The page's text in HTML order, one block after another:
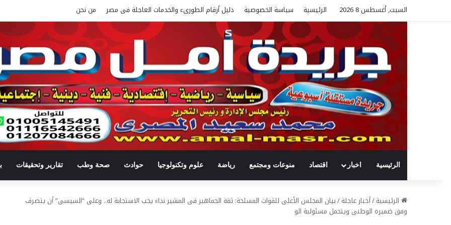
السبت, أغسطس 8 2026 الرئيسية سياسة الخصوصية دليل أرقام الطورىء والخدمات العاجلة فى مصر من نحن
الرئيسية اخبار اقتصاد منوعات ومجتمع رياضة علوم وتكنولوجيا حوادث صحة وطب تقارير وتحقيقات
الرئيسية/أخبار عاجلة/بيان المجلس الأعلى للقوات المسلحة: ثقة الجماهير فى المشير نداء يجب الاستجابة له.. وعلى “السيسى” أن يتصرف
وفق ضميره الوطنى ويتحمل مسئولية الو